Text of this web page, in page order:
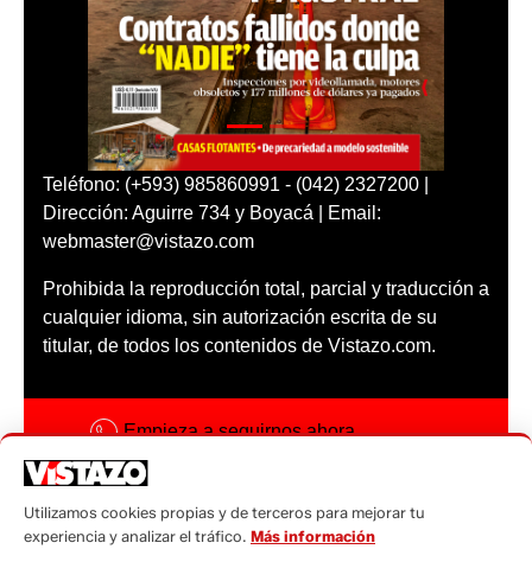
Teléfono: (+593) 985860991 - (042) 2327200 |
Dirección: Aguirre 734 y Boyacá | Email:
webmaster@vistazo.com
Prohibida la reproducción total, parcial y traducción a
cualquier idioma, sin autorización escrita de su
titular, de todos los contenidos de Vistazo.com.
Empieza a seguirnos ahora
Código ética
Utilizamos cookies propias y de terceros para mejorar tu
experiencia y analizar el tráfico. Más información